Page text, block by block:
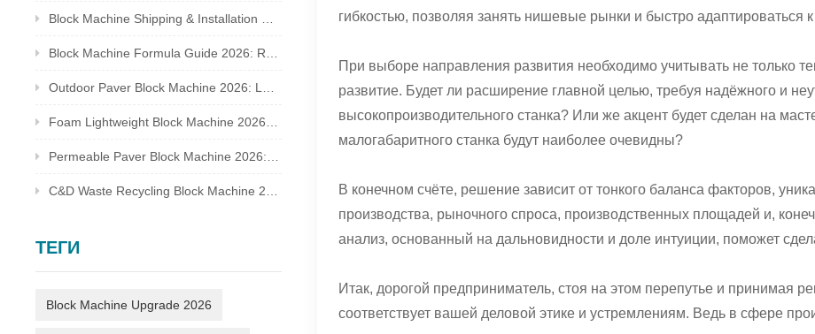
гибкостью, позволяя занять нишевые рынки и быстро
При выборе направления развития необходимо учитывать не только
развитие. Будет ли расширение главной целью, требуя надёжного и
высокопроизводительного станка? Или же акцент будет сделан на
малогабаритного станка будут наиболее очевидны?
В конечном счёте, решение зависит от тонкого баланса факторов,
производства, рыночного спроса, производственных площадей и,
анализ, основанный на дальновидности и доле интуиции, поможет
Итак, дорогой предприниматель, стоя на этом перепутье и принимая
соответствует вашей деловой этике и устремлениям. Ведь в сфере
Block Machine Shipping & Installation Guide 2026: Overseas Plant Setup Checklist
Block Machine Formula Guide 2026: Recycled Waste Mix Ratio for Qualified Bricks
Outdoor Paver Block Machine 2026: Landscape & Municipal Project Solutions
Foam Lightweight Block Machine 2026: Insulated Bricks for Cold Climate Construction
Permeable Paver Block Machine 2026: Sponge City Business & Complete Production Line
C&D Waste Recycling Block Machine 2026: Turn Construction Rubbish Into Stable Profit
ТЕГИ
Block Machine Upgrade 2026